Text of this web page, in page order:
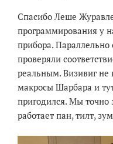
Спасибо Леше
программирования у
прибора. Параллельно
проверяли
реальным. Визивиг не
макросы Шарбара и
пригодился. Мы точно
работает пан, тилт,